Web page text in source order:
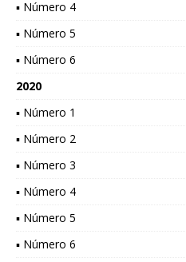
▪ Número 4
▪ Número 5
▪ Número 6
2020
▪ Número 1
▪ Número 2
▪ Número 3
▪ Número 4
▪ Número 5
▪ Número 6